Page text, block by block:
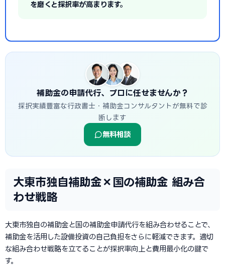
を磨くと採択率が高まります。
補助金の申請代行、プロに任せませんか？
採択実績豊富な行政書士・補助金コンサルタントが無料で診
断します
無料相談
大東市独自補助金×国の補助金 組み合
わせ戦略
大東市独自の補助金と国の補助金申請代行を組み合わせることで、
補助金を活用した設備投資の自己負担をさらに軽減できます。適切
な組み合わせ戦略を立てることが採択率向上と費用最小化の鍵で
す。